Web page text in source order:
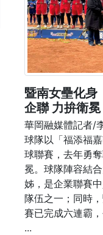
暨南女壘化身
企聯 力拚衛冕
華岡融媒體記者/
球隊以「福添福
球聯賽，去年勇
冕。球隊陣容結
姊，是企業聯賽
隊伍之一；同時
賽已完成六連霸
...